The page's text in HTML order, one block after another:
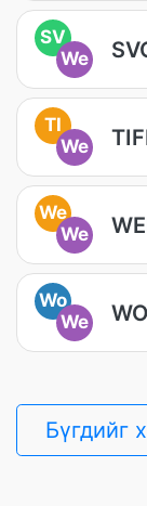
SV
We
TI
We
We
We
Wo
We
Бүгдийг